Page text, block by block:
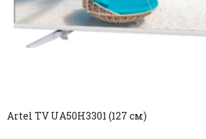
Artel TV UA50H3301 (127 см)